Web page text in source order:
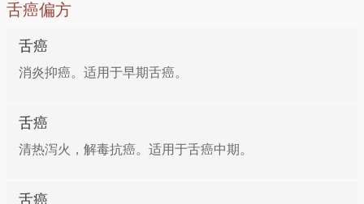
舌癌偏方
舌癌
消炎抑癌。适用于早期舌癌。
舌癌
清热泻火，解毒抗癌。适用于舌癌中期。
舌癌